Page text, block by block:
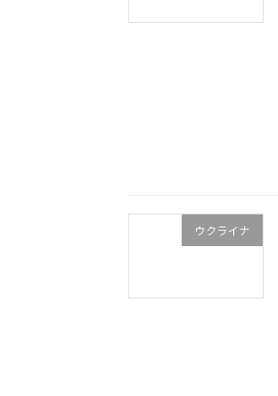
ウクライナ